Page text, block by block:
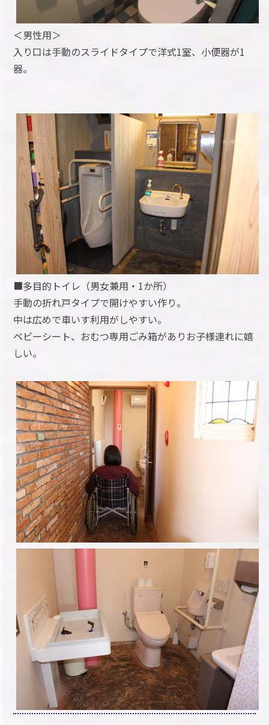
＜男性用＞
入り口は手動のスライドタイプで洋式1室、小便器が1
器。
■多目的トイレ（男女兼用・1か所）
手動の折れ戸タイプで開けやすい作り。
中は広めで車いす利用がしやすい。
ベビーシート、おむつ専用ごみ箱がありお子様連れに嬉
しい。